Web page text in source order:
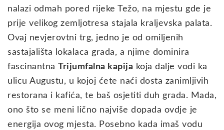
nalazi odmah pored rijeke Težo, na mjestu gde je
prije velikog zemljotresa stajala kraljevska palata.
Ovaj nevjerovtni trg, jedno je od omiljenih
sastajališta lokalaca grada, a njime dominira
fascinantna Trijumfalna kapija koja dalje vodi ka
ulicu Augustu, u kojoj ćete naći dosta zanimljivih
restorana i kafića, te baš osjetiti duh grada. Mada,
ono što se meni lično najviše dopada ovdje je
energija ovog mjesta. Posebno kada imaš vodu